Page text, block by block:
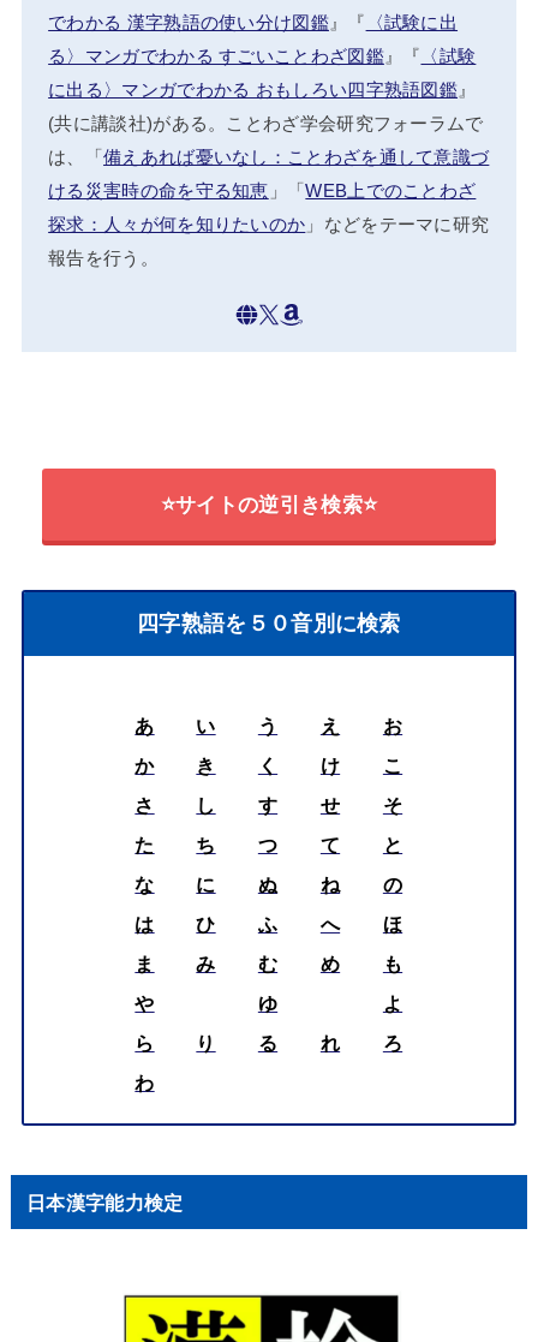
でわかる 漢字熟語の使い分け図鑑』『 〈試験に出
る〉マンガでわかる すごいことわざ図鑑』『 〈試験
に出る〉マンガでわかる おもしろい四字熟語図鑑 』
(共に講談社)がある。ことわざ学会研究フォーラムで
は、「備えあれば憂いなし：ことわざを通して意識づ
ける災害時の命を守る知恵 」「WEB上でのことわざ
探求：人々が何を知りたいのか 」などをテーマに研究
報告を行う。
⭐サイトの逆引き検索⭐
四字熟語を５０音別に検索
あ い う え
お
か
き く け
こ
さ
し す せ
そ
た
ち つ て
と
な
に ぬ ね
の
は
ひ ふ へ
ほ
ま
み む め
も
や
ゆ
よ
ら
り る れ
ろ
わ
日本漢字能力検定